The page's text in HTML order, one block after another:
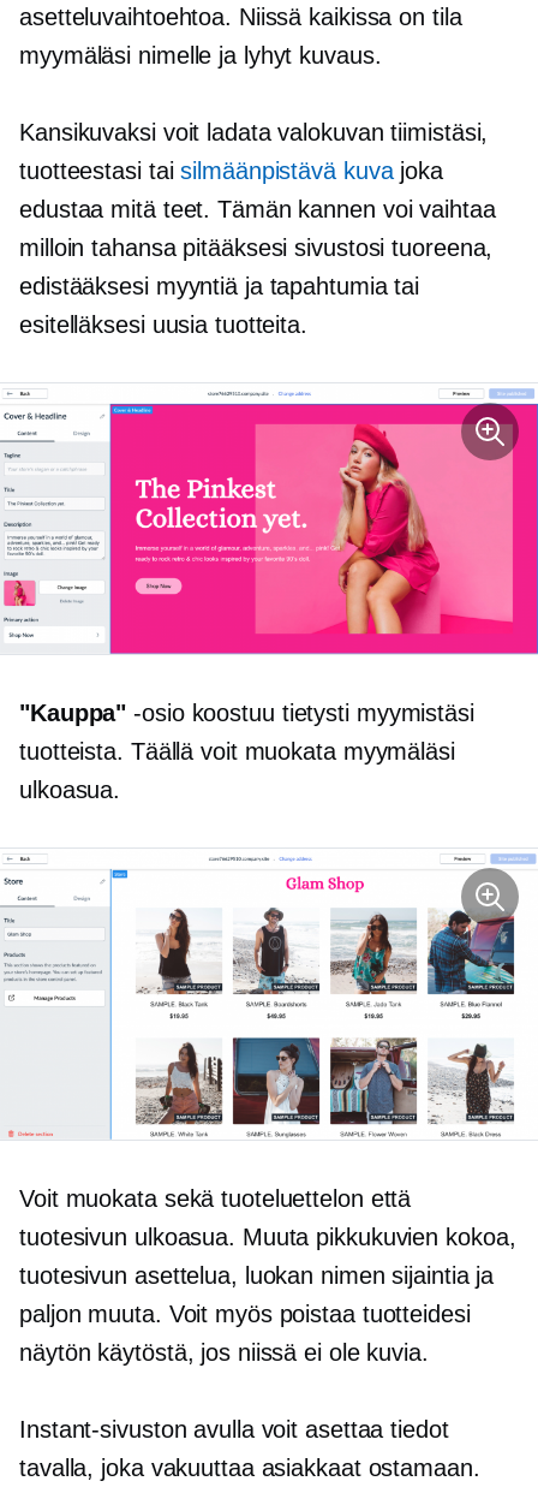
asetteluvaihtoehtoa. Niissä kaikissa on tila
myymäläsi nimelle ja lyhyt kuvaus.
Kansikuvaksi voit ladata valokuvan tiimistäsi,
tuotteestasi taisilmäänpistäväkuvajoka
edustaa mitä teet. Tämän kannen voi vaihtaa
milloin tahansa pitääksesi sivustosi tuoreena,
edistääksesi myyntiä ja tapahtumia tai
esitelläksesi uusia tuotteita.
"Kauppa" -osio koostuu tietysti myymistäsi
tuotteista. Täällä voit muokata myymäläsi
ulkoasua.
Voit muokata sekä tuoteluettelon että
tuotesivun ulkoasua. Muuta pikkukuvien kokoa,
tuotesivun asettelua, luokan nimen sijaintia ja
paljon muuta. Voit myös poistaa tuotteidesi
näytön käytöstä, jos niissä ei ole kuvia.
Instant-sivuston avulla voit asettaa tiedot
tavalla, joka vakuuttaa asiakkaat ostamaan.